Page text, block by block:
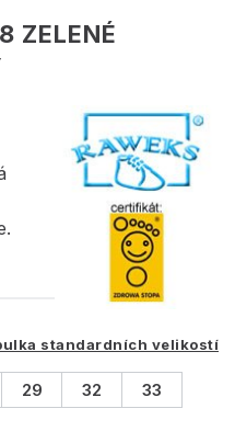
ZELENÉ
standardních velikostí
29 32 33